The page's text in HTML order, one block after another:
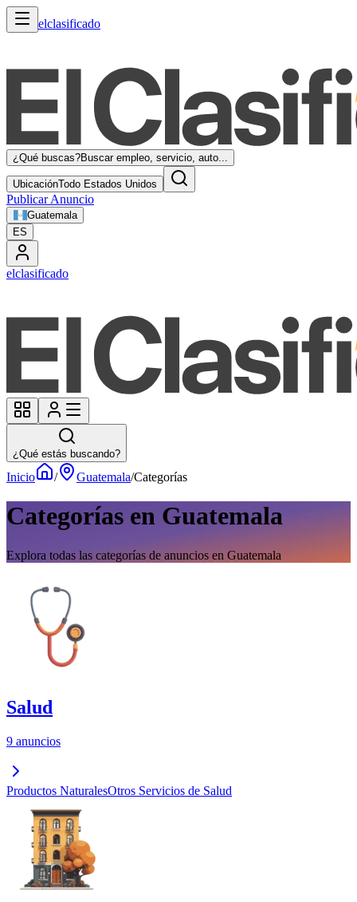
elclasificado
¿Qué buscas?Buscar empleo, servicio, auto...
UbicaciónTodo Estados Unidos
Publicar Anuncio
Guatemala
ES
elclasificado
¿Qué estás buscando?
Inicio / Guatemala/Categorías
Categorías en Guatemala
Explora todas las categorías de anuncios en Guatemala
Salud
9 anuncios
Productos NaturalesOtros Servicios de Salud